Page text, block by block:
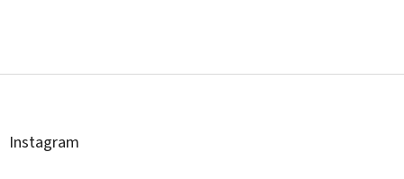
á
Instagram